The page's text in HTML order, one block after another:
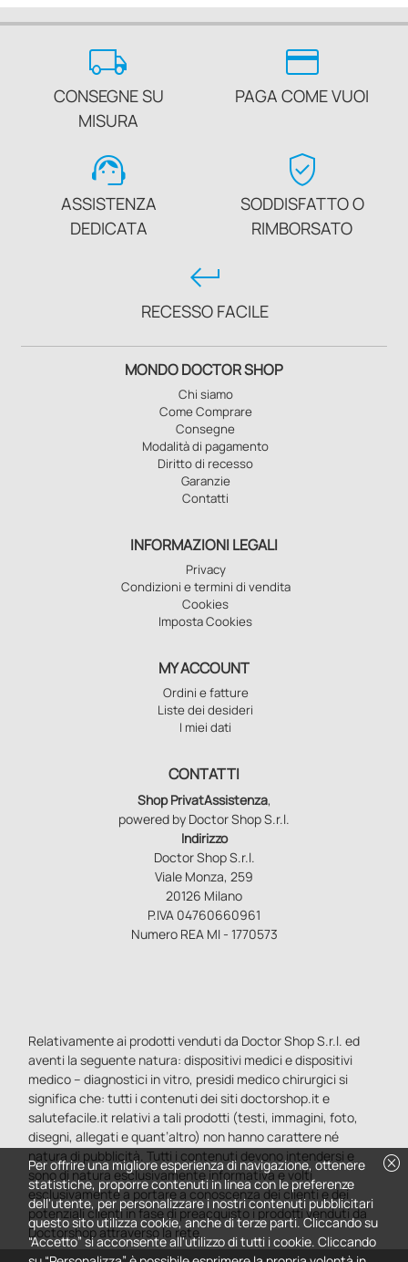
local_shipping
CONSEGNE SU
MISURA
credit_card
PAGA COME VUOI
support_agent
ASSISTENZA
DEDICATA
verified_user
SODDISFATTO O
RIMBORSATO
keyboard_return
RECESSO FACILE
MONDO DOCTOR SHOP
Chi siamo
Come Comprare
Consegne
Modalità di pagamento
Diritto di recesso
Garanzie
Contatti
INFORMAZIONI LEGALI
Privacy
Condizioni e termini di vendita
Cookies
Imposta Cookies
MY ACCOUNT
Ordini e fatture
Liste dei desideri
I miei dati
CONTATTI
Shop PrivatAssistenza,
powered by Doctor Shop S.r.l.
Indirizzo
Doctor Shop S.r.l.
Viale Monza, 259
20126 Milano
P.IVA 04760660961
Numero REA MI - 1770573
Relativamente ai prodotti venduti da Doctor Shop S.r.l. ed
aventi la seguente natura: dispositivi medici e dispositivi
medico – diagnostici in vitro, presidi medico chirurgici si
significa che: tutti i contenuti dei siti doctorshop.it e
salutefacile.it relativi a tali prodotti (testi, immagini, foto,
disegni, allegati e quant’altro) non hanno carattere né
natura di pubblicità. Tutti i contenuti devono intendersi e
sono di natura esclusivamente informativa e volti
esclusivamente a portare a conoscenza dei clienti e dei
potenziali clienti in fase di preacquisto i prodotti venduti da
Doctorshop attraverso la rete.
cancel
Per offrire una migliore esperienza di navigazione, ottenere
statistiche, proporre contenuti in linea con le preferenze
dell'utente, per personalizzare i nostri contenuti pubblicitari
questo sito utilizza cookie, anche di terze parti. Cliccando su
“Accetto” si acconsente all'utilizzo di tutti i cookie. Cliccando